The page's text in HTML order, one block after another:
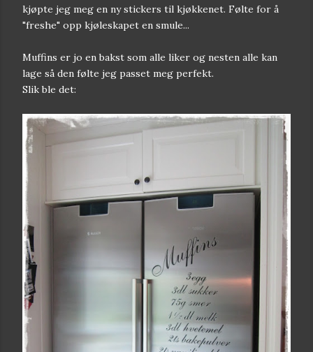
kjøpte jeg meg en ny stickers til kjøkkenet. Følte for å
"freshe" opp kjøleskapet en smule...
Muffins er jo en bakst som alle liker og nesten alle kan
lage så den følte jeg passet meg perfekt.
Slik ble det: